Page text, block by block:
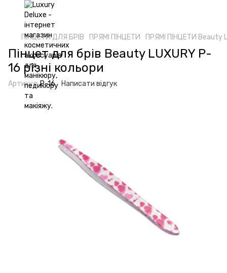
ПІНЦЕТИ ДЛЯ БРІВ ПРЯМІ ПІНЦЕТИ ПРЯМІ ПІНЦЕТИ Beauty
Пінцет для брів Beauty LUXURY P-
16 різні кольори
Артикул:P-16 Написати відгук